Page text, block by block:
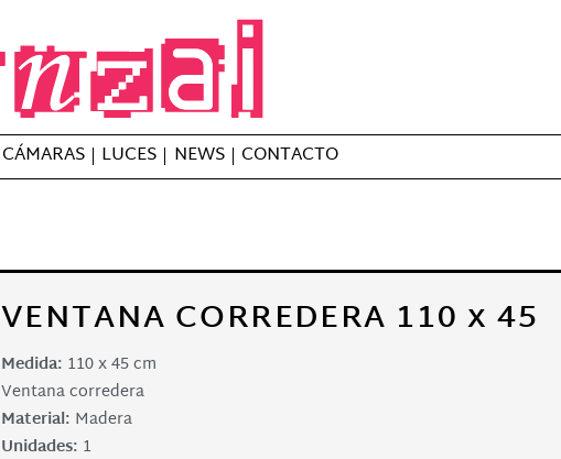
Banzai Studio
Alquiler de plató en Barcelona – Servicios a la producción audiovisual
CÁMARAS LUCES NEWS CONTACTO
VENTANA CORREDERA 110 x 45
Medida: 110 x 45 cm
Ventana corredera
Material: Madera
Unidades: 1